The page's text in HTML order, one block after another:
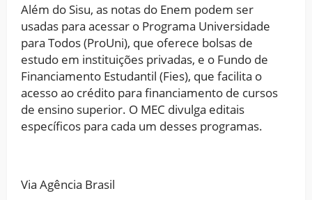
Além do Sisu, as notas do Enem podem ser
usadas para acessar o Programa Universidade
para Todos (ProUni), que oferece bolsas de
estudo em instituições privadas, e o Fundo de
Financiamento Estudantil (Fies), que facilita o
acesso ao crédito para financiamento de cursos
de ensino superior. O MEC divulga editais
específicos para cada um desses programas.
Via Agência Brasil